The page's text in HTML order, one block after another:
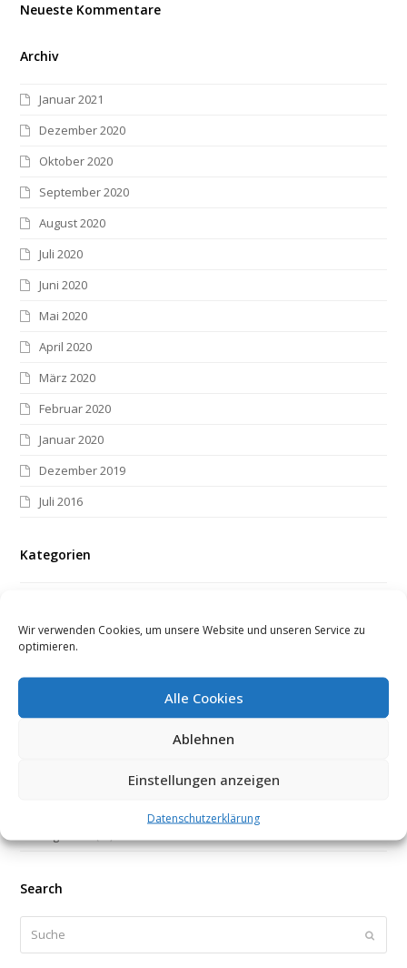
Wir verwenden Cookies, um unsere Website und unseren Service zu
optimieren.
Alle Cookies
Ablehnen
Einstellungen anzeigen
Datenschutzerklärung
Neueste Kommentare
Archiv
Januar 2021
Dezember 2020
Oktober 2020
September 2020
August 2020
Juli 2020
Juni 2020
Mai 2020
April 2020
März 2020
Februar 2020
Januar 2020
Dezember 2019
Juli 2016
Kategorien
Meta
Search